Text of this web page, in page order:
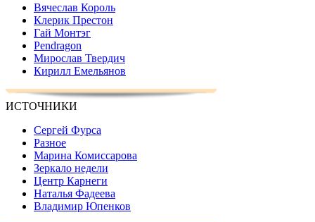
Вячеслав Король
Клерик Престон
Гай Монтэг
Pendragon
Мирослав Твердич
Кирилл Емельянов
ИСТОЧНИКИ
Сергей Фурса
Разное
Марина Комиссарова
Зеркало недели
Центр Карнеги
Наталья Фадеева
Владимир Юпенков